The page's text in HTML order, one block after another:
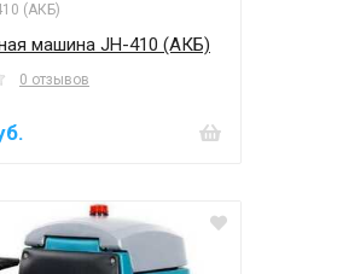
(АКБ)
машина JH-410 (АКБ)
0 отзывов